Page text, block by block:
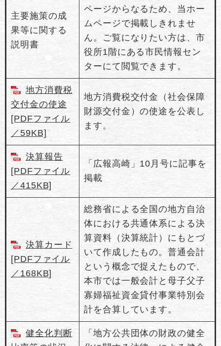
主要施策の成
果等に関する
説明書
ページからなるため、当ホー
ムページで掲載しきれませ
ん。ご覧になりたい方は、市
役所1階にある市民情報セン
ターにて閲覧できます。
地方消費税
交付金の使途
[PDFファイル
／59KB]
地方消費税交付金（社会保障
財源交付金）の使途を公表し
ます。
決算報告
[PDFファイル
／415KB]
「広報高崎」10月号に記事を
掲載
決算カード
[PDFファイル
／168KB]
総務省による全国の地方自治
体における共通体系による決
算資料（決算統計）にもとづ
いて作成したもの。普通会計
という概念で捉えたもので、
本市では一般会計と母子父子
寡婦福祉資金貸付事業特別会
計を合算しています。
健全化判断
「地方公共団体の財政の健全